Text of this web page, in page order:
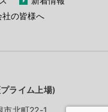
社の皆様へ
ライム上場)